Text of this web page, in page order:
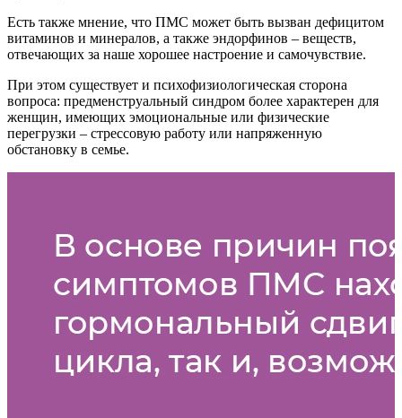
Есть также мнение, что ПМС может быть вызван дефицитом
витаминов и минералов, а также эндорфинов – веществ,
отвечающих за наше хорошее настроение и самочувствие.
При этом существует и психофизиологическая сторона
вопроса: предменструальный синдром более характерен для
женщин, имеющих эмоциональные или физические
перегрузки – стрессовую работу или напряженную
обстановку в семье.